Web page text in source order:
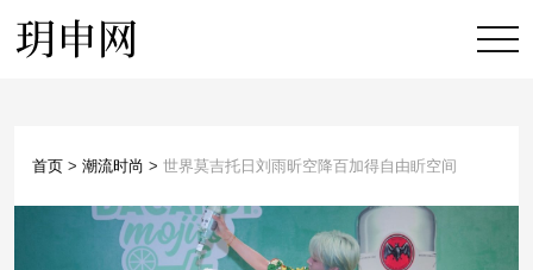
首页 > 潮流时尚 > 世界莫吉托日刘雨昕空降百加得自由盺空间